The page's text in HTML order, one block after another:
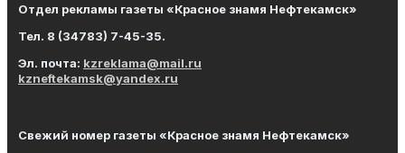
Отдел рекламы газеты «Красное знамя Нефтекамск»
Тел. 8 (34783) 7-45-35.
Эл. почта: kzreklama@mail.ru
kzneftekamsk@yandex.ru
Свежий номер газеты «Красное знамя Нефтекамск»